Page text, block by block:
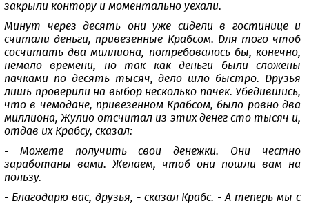
закрыли контору и моментально уехали.
Минут через десять они уже сидели в гостинице и
считали деньги, привезенные Крабсом. Для того чтоб
сосчитать два миллиона, потребовалось бы, конечно,
немало времени, но так как деньги были сложены
пачками по десять тысяч, дело шло быстро. Друзья
лишь проверили на выбор несколько пачек. Убедившись,
что в чемодане, привезенном Крабсом, было ровно два
миллиона, Жулио отсчитал из этих денег сто тысяч и,
отдав их Крабсу, сказал:
- Можете получить свои денежки. Они честно
заработаны вами. Желаем, чтоб они пошли вам на
пользу.
- Благодарю вас, друзья, - сказал Крабс. - А теперь мы с